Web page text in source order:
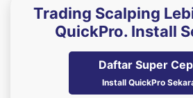
Trading Scalping
QuickPro. Install
Daftar Super
Install QuickPro